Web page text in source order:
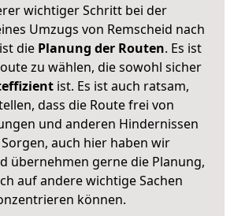
wichtiger Schritt bei der
Umzugs von Remscheid nach
diePlanung der Routen. Es ist
zu wählen, die sowohl sicher
ist. Es ist auch ratsam,
dass die Route frei von
und anderen Hindernissen
auch hier haben wir
übernehmen gerne die Planung,
auf andere wichtige Sachen
können.